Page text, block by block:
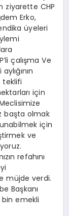
ziyarette CHP
Erko,
üyeleri
çalışma Ve
teklifi
için
başta olmak
için
ve
refahını
müjde verdi.
Başkanı
bin emekli